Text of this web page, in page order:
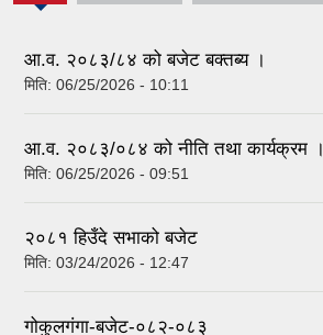
आ.व. २०८३/८४ को बजेट बक्तब्य ।
मिति: 06/25/2026 - 10:11
आ.व. २०८३/०८४ को नीति तथा कार्यक्रम ।
मिति: 06/25/2026 - 09:51
२०८१ हिउँदे सभाको बजेट
मिति: 03/24/2026 - 12:47
गोकुलगंगा-बजेट-०८२-०८३